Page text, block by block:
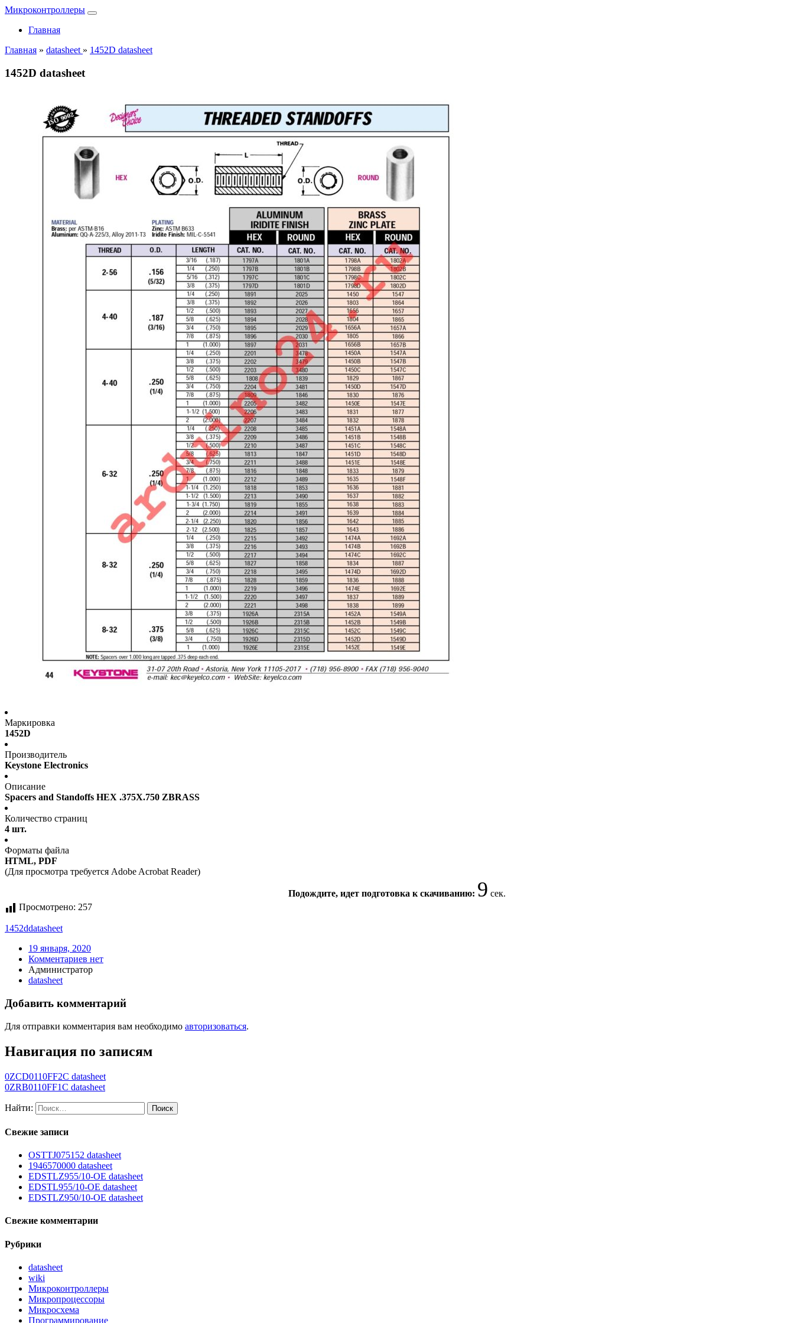
Микроконтроллеры
Главная
Главная » datasheet » 1452D datasheet
1452D datasheet
Маркировка
1452D
Производитель
Keystone Electronics
Описание
Spacers and Standoffs HEX .375X.750 ZBRASS
Количество страниц
4 шт.
Форматы файла
HTML, PDF
(Для просмотра требуется Adobe Acrobat Reader)
Подождите, идет подготовка к скачиванию: 8 сек.
Просмотрено: 257
1452ddatasheet
19 января, 2020
Комментариев нет
Администратор
datasheet
Добавить комментарий
Для отправки комментария вам необходимо авторизоваться.
Навигация по записям
0ZCD0110FF2C datasheet
0ZRB0110FF1C datasheet
Найти:
Свежие записи
OSTTJ075152 datasheet
1946570000 datasheet
EDSTLZ955/10-OE datasheet
EDSTL955/10-OE datasheet
EDSTLZ950/10-OE datasheet
Свежие комментарии
Рубрики
datasheet
wiki
Микроконтроллеры
Микропроцессоры
Микросхема
Программирование